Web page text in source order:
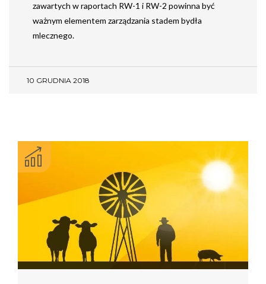
zawartych w raportach RW-1 i RW-2 powinna być
ważnym elementem zarządzania stadem bydła
mlecznego.
10 GRUDNIA 2018